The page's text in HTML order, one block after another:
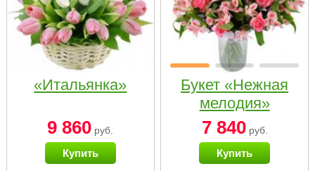
«Итальянка»
9 860 руб.
Купить
Букет «Нежная
мелодия»
7 840руб.
Купить